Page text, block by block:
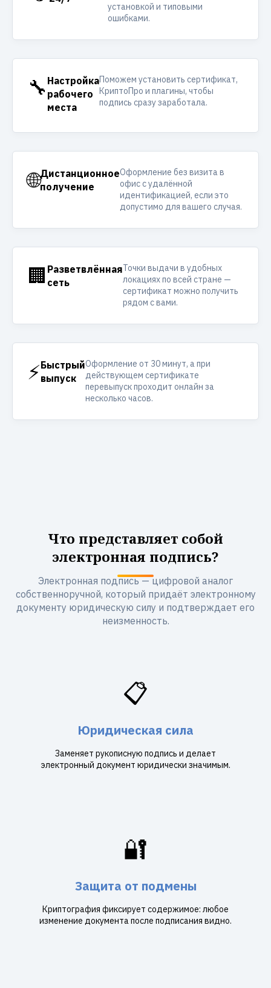
установкой и типовыми
ошибками.
🔧 Настройка
рабочего
места
Поможем установить сертификат,
КриптоПро и плагины, чтобы
подпись сразу заработала.
🌐Дистанционное
получение
Оформление без визита в
офис с удалённой
идентификацией, если это
допустимо для вашего случая.
🏢 Разветвлённая
сеть
Точки выдачи в удобных
локациях по всей стране —
сертификат можно получить
рядом с вами.
⚡Быстрый
выпуск
Оформление от 30 минут, а при
действующем сертификате
перевыпуск проходит онлайн за
несколько часов.
Что представляет собой
электронная подпись?
Электронная подпись — цифровой аналог
собственноручной, который придаёт электронному
документу юридическую силу и подтверждает его
неизменность.
📋
Юридическая сила
Заменяет рукописную подпись и делает
электронный документ юридически значимым.
🔐
Защита от подмены
Криптография фиксирует содержимое: любое
изменение документа после подписания видно.